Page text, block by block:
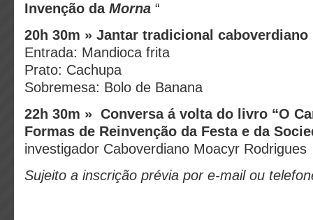
Invenção da Morna “
20h 30m » Jantar tradicional caboverdiano
Entrada: Mandioca frita
Prato: Cachupa
Sobremesa: Bolo de Banana
22h 30m » Conversa á volta do livro “O
Formas de Reinvenção da Festa e da
investigador Caboverdiano Moacyr Rodrigues
Sujeito a inscrição prévia por e-mail ou